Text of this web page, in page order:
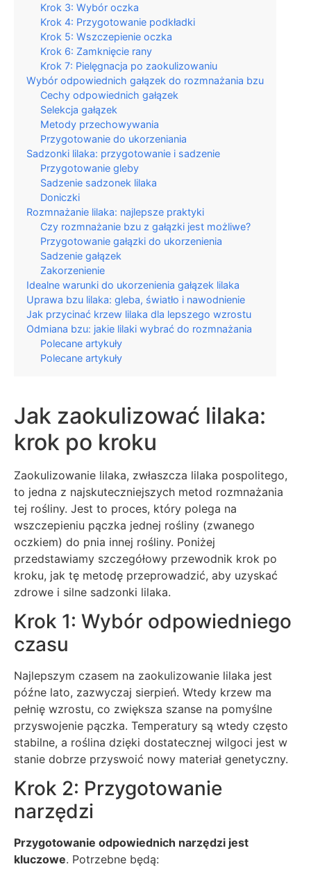
Krok 3: Wybór oczka
Krok 4: Przygotowanie podkładki
Krok 5: Wszczepienie oczka
Krok 6: Zamknięcie rany
Krok 7: Pielęgnacja po zaokulizowaniu
Wybór odpowiednich gałązek do rozmnażania bzu
Cechy odpowiednich gałązek
Selekcja gałązek
Metody przechowywania
Przygotowanie do ukorzeniania
Sadzonki lilaka: przygotowanie i sadzenie
Przygotowanie gleby
Sadzenie sadzonek lilaka
Doniczki
Rozmnażanie lilaka: najlepsze praktyki
Czy rozmnażanie bzu z gałązki jest możliwe?
Przygotowanie gałązki do ukorzenienia
Sadzenie gałązek
Zakorzenienie
Idealne warunki do ukorzenienia gałązek lilaka
Uprawa bzu lilaka: gleba, światło i nawodnienie
Jak przycinać krzew lilaka dla lepszego wzrostu
Odmiana bzu: jakie lilaki wybrać do rozmnażania
Polecane artykuły
Polecane artykuły
Jak zaokulizować lilaka:
krok po kroku
Zaokulizowanie lilaka, zwłaszcza lilaka pospolitego,
to jedna z najskuteczniejszych metod rozmnażania
tej rośliny. Jest to proces, który polega na
wszczepieniu pączka jednej rośliny (zwanego
oczkiem) do pnia innej rośliny. Poniżej
przedstawiamy szczegółowy przewodnik krok po
kroku, jak tę metodę przeprowadzić, aby uzyskać
zdrowe i silne sadzonki lilaka.
Krok 1: Wybór odpowiedniego
czasu
Najlepszym czasem na zaokulizowanie lilaka jest
późne lato, zazwyczaj sierpień. Wtedy krzew ma
pełnię wzrostu, co zwiększa szanse na pomyślne
przyswojenie pączka. Temperatury są wtedy często
stabilne, a roślina dzięki dostatecznej wilgoci jest w
stanie dobrze przyswoić nowy materiał genetyczny.
Krok 2: Przygotowanie
narzędzi
Przygotowanie odpowiednich narzędzi jest
kluczowe. Potrzebne będą: